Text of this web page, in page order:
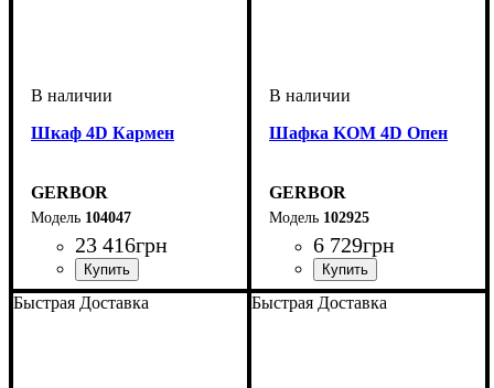
Шкаф 4D Кармен
GERBOR
104047
23 416грн
Шафка KOM 4D Опен
GERBOR
102925
6 729грн
Быстрая Доставка Быстрая Доставка